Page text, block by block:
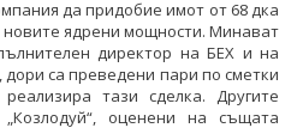
да придобие имот от 68 дка
новите ядрени мощности. Минават
директор на БЕХ и на
са преведени пари по сметки
тази сделка. Другите
оценени на същата